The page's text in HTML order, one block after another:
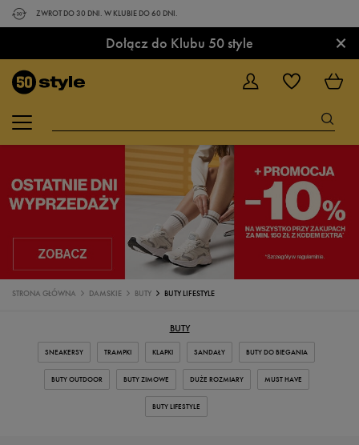
ZWROT DO 30 DNI. W KLUBIE DO 60 DNI.
Dołącz do Klubu 50 style ×
STRONA GŁÓWNA DAMSKIE BUTY BUTY LIFESTYLE
BUTY
SNEAKERSY TRAMPKI KLAPKI SANDAŁY BUTY DO BIEGANIA
BUTY OUTDOOR BUTY ZIMOWE DUŻE ROZMIARY MUST HAVE
BUTY LIFESTYLE